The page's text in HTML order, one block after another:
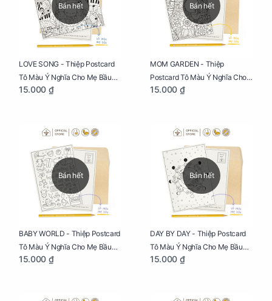
Bán hết
LOVE SONG - Thiệp Postcard
Tô Màu Ý Nghĩa Cho Mẹ Bầu
Sáng Tạo, Thư Giãn Và Hạnh
15.000 ₫
Bán hết
MOM GARDEN - Thiệp
Postcard Tô Màu Ý Nghĩa Cho
Mẹ Bầu Sáng Tạo, Thư Giãn Và
15.000 ₫
Bán hết
BABY WORLD - Thiệp Postcard
Tô Màu Ý Nghĩa Cho Mẹ Bầu
Sáng Tạo, Thư Giãn Và Hạnh
15.000 ₫
Bán hết
DAY BY DAY - Thiệp Postcard
Tô Màu Ý Nghĩa Cho Mẹ Bầu
Sáng Tạo, Thư Giãn Và Hạnh
15.000 ₫